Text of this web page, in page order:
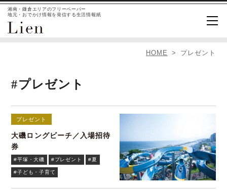
湘南・鎌倉エリアのフリーペーパー
地元・おでかけ情報を発信する生活情報紙
HOME プレゼント
#プレゼント
プレゼント
大磯ロングビーチ／入場招待
券
#平塚・大磯 #プレゼント #夏
#子ども・子育て